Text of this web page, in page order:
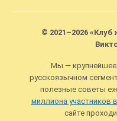
© 2021–2026
Мы — крупнейшее
русскоязычном
полезные советы
миллиона участников
сайте